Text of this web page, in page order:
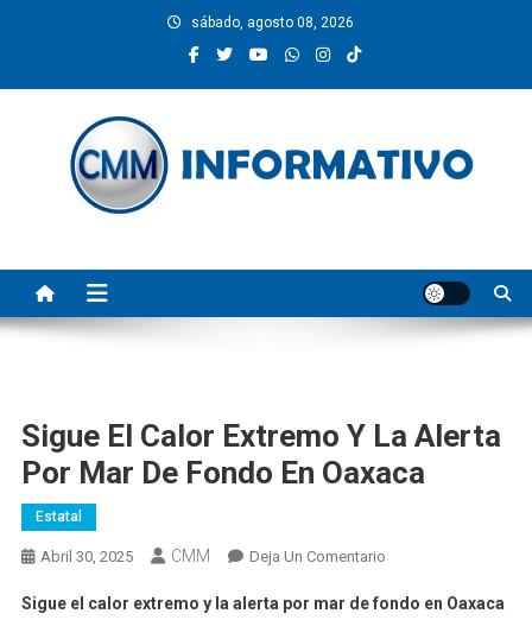
sábado, agosto 08, 2026
Sigue El Calor Extremo Y La Alerta
Por Mar De Fondo En Oaxaca
Estatal
Abril 30, 2025 CMM Deja Un ComentarioEn
El
Sigue el calor extremo y la alerta por mar de fondo en Oaxaca